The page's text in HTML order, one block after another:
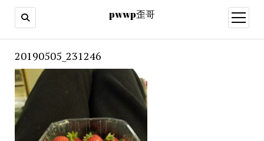
pwwp歪哥
open
menu
20190505_231246